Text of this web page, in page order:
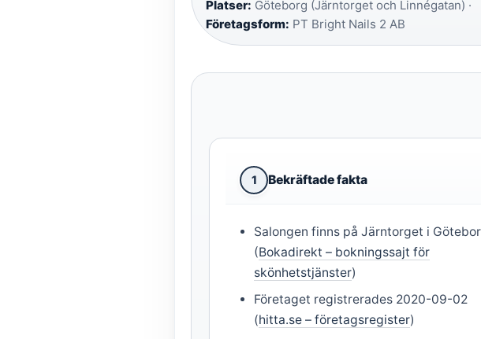
Platser: Göteborg (Järntorget och Linnégatan) ·
Företagsform: PT Bright Nails 2 AB
1 Bekräftade fakta
Salongen finns på Järntorget i
(Bokadirekt – bokningssajt för
skönhetstjänster)
Företaget registrerades 2020-09-02
(hitta.se – företagsregister)